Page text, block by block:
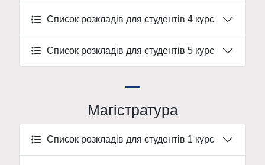
Список розкладів для студентів 4 курс
Список розкладів для студентів 5 курс
Магістратура
Список розкладів для студентів 1 курс